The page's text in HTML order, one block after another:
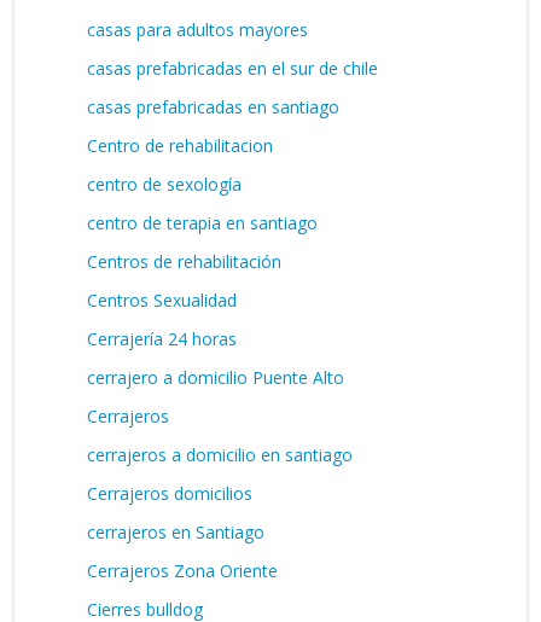
casas para adultos mayores
casas prefabricadas en el sur de chile
casas prefabricadas en santiago
Centro de rehabilitacion
centro de sexología
centro de terapia en santiago
Centros de rehabilitación
Centros Sexualidad
Cerrajería 24 horas
cerrajero a domicilio Puente Alto
Cerrajeros
cerrajeros a domicilio en santiago
Cerrajeros domicilios
cerrajeros en Santiago
Cerrajeros Zona Oriente
Cierres bulldog